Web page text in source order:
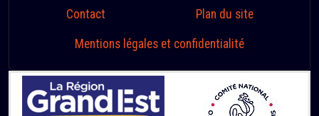
Contact Plan du site
Mentions légales et confidentialité